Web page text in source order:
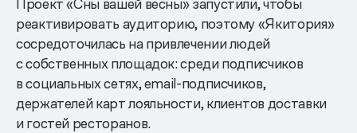
реактивировать аудиторию, поэтому «Якитория»
сосредоточилась на привлечении людей
с собственных площадок: среди подписчиков
в социальных сетях, email-подписчиков,
держателей карт лояльности, клиентов доставки
и гостей ресторанов.